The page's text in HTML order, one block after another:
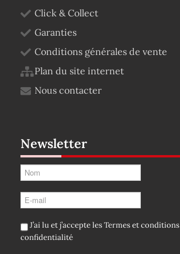
Click & Collect
Garanties
Conditions générales de vente
Plan du site internet
Nous contacter
Newsletter
J’ai lu et j’accepte lesTermes et conditions
confidentialité